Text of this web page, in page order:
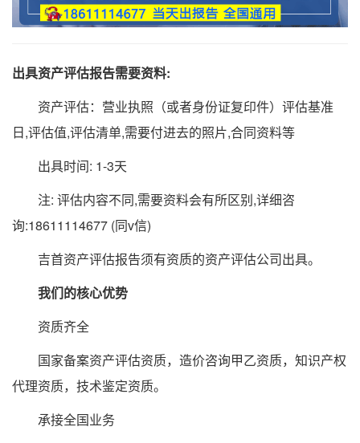
出具资产评估报告需要资料:
资产评估：营业执照（或者身份证复印件）评估基准
日,评估值,评估清单,需要付进去的照片,合同资料等
出具时间: 1-3天
注: 评估内容不同,需要资料会有所区别,详细咨
询:18611114677 (同v信)
吉首资产评估报告须有资质的资产评估公司出具。
我们的核心优势
资质齐全
国家备案资产评估资质，造价咨询甲乙资质，知识产权
代理资质，技术鉴定资质。
承接全国业务